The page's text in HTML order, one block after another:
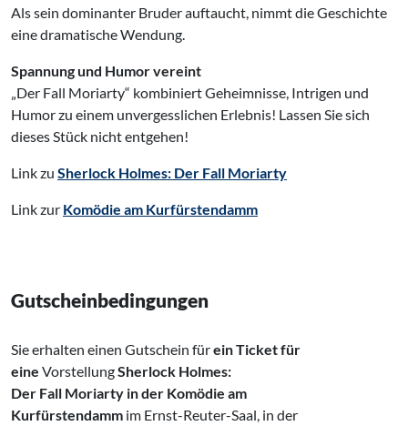
Als sein dominanter Bruder auftaucht, nimmt die Geschichte
eine dramatische Wendung.
Spannung und Humor vereint
„Der Fall Moriarty“ kombiniert Geheimnisse, Intrigen und
Humor zu einem unvergesslichen Erlebnis! Lassen Sie sich
dieses Stück nicht entgehen!
Link zu Sherlock Holmes: Der Fall Moriarty
Link zur Komödie am Kurfürstendamm
Gutscheinbedingungen
Sie erhalten einen Gutschein fürein Ticket für
eine VorstellungSherlock Holmes:
Der Fall Moriarty in der Komödie am
Kurfürstendamm im Ernst-Reuter-Saal, in der